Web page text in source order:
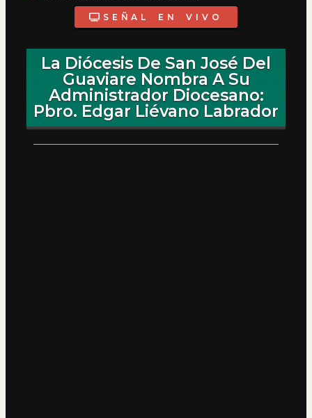
SEÑAL EN VIVO
La Diócesis De San José Del
Guaviare Nombra A Su
Administrador Diocesano:
Pbro. Edgar Liévano Labrador